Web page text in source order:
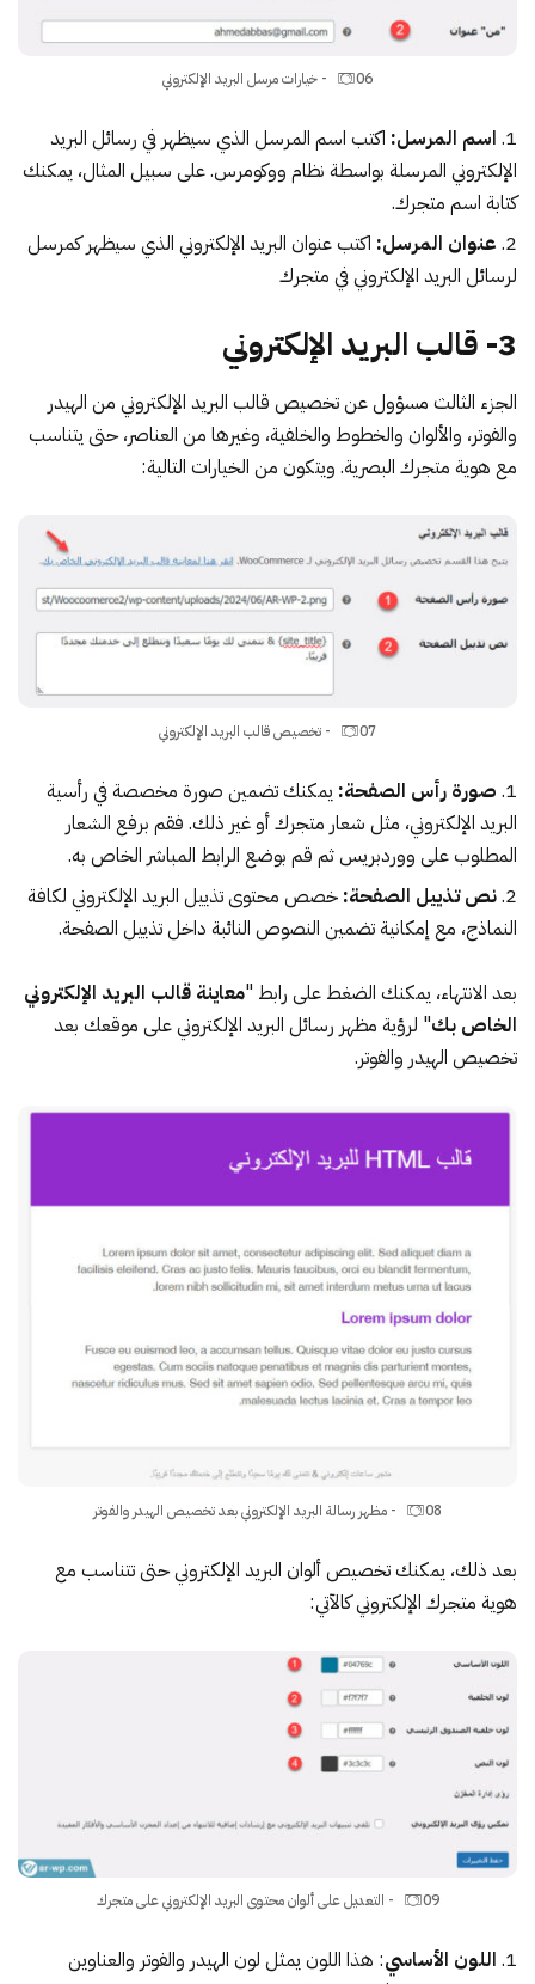
06 - خيارات مرسل البريد الإلكتروني
اسم المرسل: اكتب اسم المرسل الذي سيظهر في رسائل البريد
الإلكتروني المرسلة بواسطة نظام ووكومرس. على سبيل المثال، يمكنك
كتابة اسم متجرك.
عنوان المرسل: اكتب عنوان البريد الإلكتروني الذي سيظهر كمرسل
لرسائل البريد الإلكتروني في متجرك
3- قالب البريد الإلكتروني
الجزء الثالث مسؤول عن تخصيص قالب البريد الإلكتروني من الهيدر
والفوتر، والألوان والخطوط والخلفية، وغيرها من العناصر، حتى يتناسب
مع هوية متجرك البصرية. ويتكون من الخيارات التالية:
07 - تخصيص قالب البريد الإلكتروني
صورة رأس الصفحة: يمكنك تضمين صورة مخصصة في رأسية
البريد الإلكتروني، مثل شعار متجرك أو غير ذلك. فقم برفع الشعار
المطلوب على ووردبريس ثم قم بوضع الرابط المباشر الخاص به.
نص تذييل الصفحة: خصص محتوى تذييل البريد الإلكتروني لكافة
النماذج، مع إمكانية تضمين النصوص النائبة داخل تذييل الصفحة.
بعد الانتهاء، يمكنك الضغط على رابط "معاينة قالب البريد الإلكتروني
الخاص بك" لرؤية مظهر رسائل البريد الإلكتروني على موقعك بعد
تخصيص الهيدر والفوتر.
08 - مظهر رسالة البريد الإلكتروني بعد تخصيص الهيدر والفوتر
بعد ذلك، يمكنك تخصيص ألوان البريد الإلكتروني حتى تتناسب مع
هوية متجرك الإلكتروني كالآتي:
09 - التعديل على ألوان محتوى البريد الإلكتروني على متجرك
اللون الأساسي: هذا اللون يمثل لون الهيدر والفوتر والعناوين